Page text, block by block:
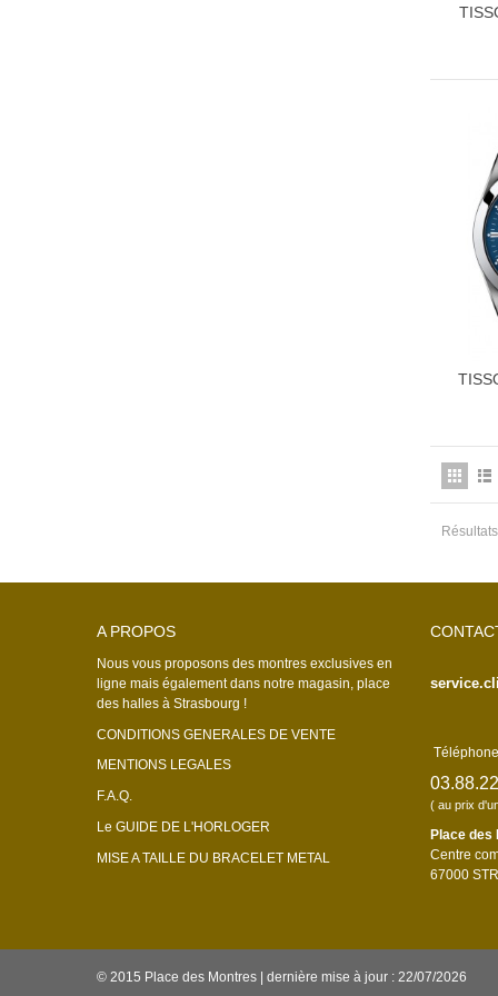
A PROPOS
Nous vous proposons des montres exclusives en
ligne mais également dans notre magasin, place
des halles à Strasbourg !
CONDITIONS GENERALES DE VENTE
MENTIONS LEGALES
F.A.Q.
Le GUIDE DE L'HORLOGER
MISE A TAILLE DU BRACELET METAL
( au prix
Place des
Centre
67000
© 2015 Place des Montres | dernière mise à jour : 22/07/2026